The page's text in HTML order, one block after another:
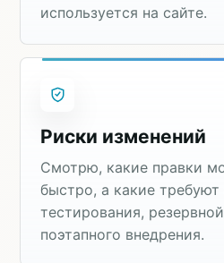
используется на сайте.
Риски изменений
Смотрю, какие правки
быстро, а какие требуют
тестирования,
поэтапного внедрения.